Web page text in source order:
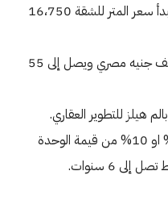
يبدأ سعر المتر للشقة 16،750
يبدأ سعر المتر للفيلا من 25 ألف جنيه مصري ويصل إلى 55
هيلز للتطوير العقاري.
دفع مقدم 5% او 10% من قيمة الوحدة
6 سنوات.